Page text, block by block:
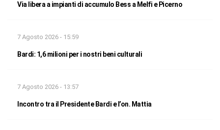
Via libera a impianti di accumulo Bess a Melfi e Picerno
7 Agosto 2026 - 15:59
Bardi: 1,6 milioni per i nostri beni culturali
7 Agosto 2026 - 13:57
Incontro tra il Presidente Bardi e l’on. Mattia